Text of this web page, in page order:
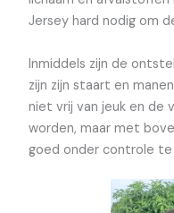
Jersey hard nodig om
Inmiddels zijn de
zijn zijn staart en
niet vrij van jeuk en de
worden, maar met
goed onder controle te